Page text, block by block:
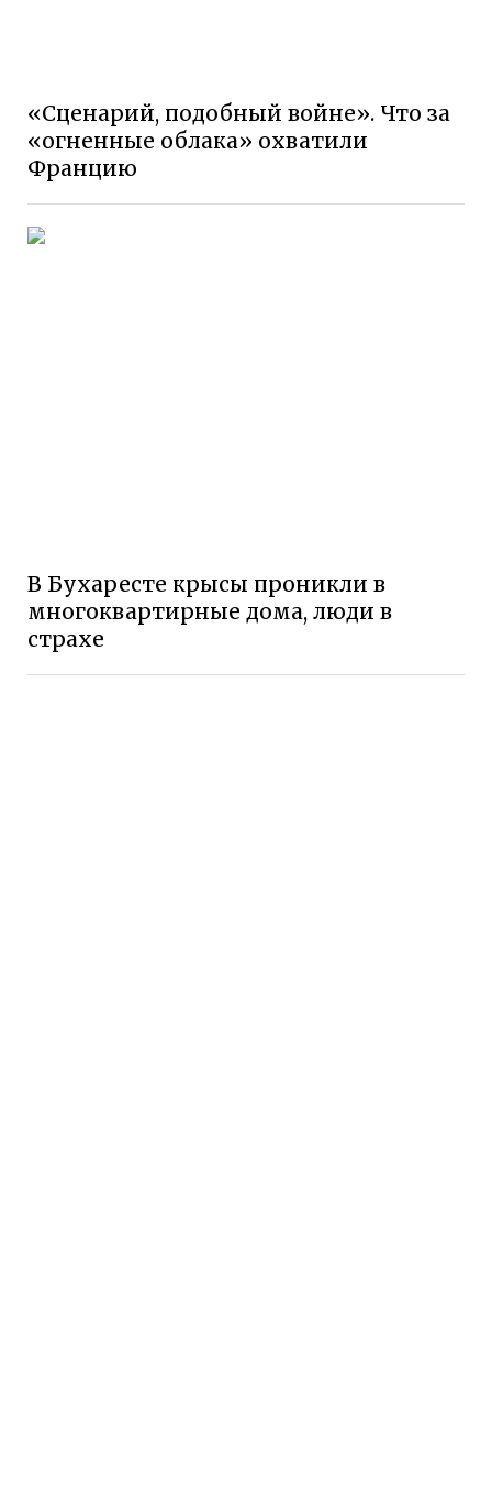
«Сценарий, подобный войне». Что за
«огненные облака» охватили
Францию
В Бухаресте крысы проникли в
многоквартирные дома, люди в
страхе